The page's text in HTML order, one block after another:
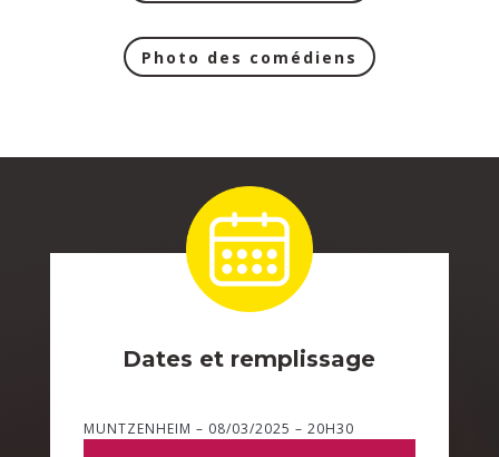
Photo des comédiens
Dates et remplissage
MUNTZENHEIM – 08/03/2025 – 20H30